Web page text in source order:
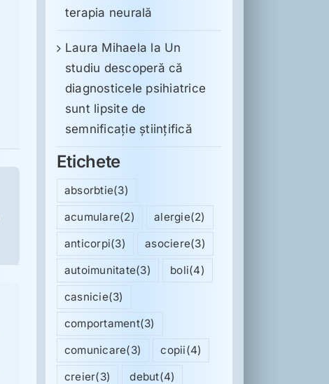
terapia neurală
Laura Mihaela la Un
studiu descoperă că
diagnosticele psihiatrice
sunt lipsite de
semnificație științifică
Etichete
absorbtie(3)
acumulare(2) alergie(2)
anticorpi(3) asociere(3)
autoimunitate(3) boli(4)
casnicie(3)
comportament(3)
comunicare(3) copii(4)
creier(3) debut(4)